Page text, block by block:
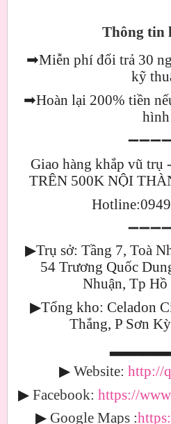
Thông tin
➡Miễn phí đổi trả 30
kỹ
➡Hoàn lại 200% tiền
hình
Giao hàng khắp vũ trụ
TRÊN 500K NỘI
▶Trụ sở: Tầng 7, Toà
54 Trương Quốc
Nhuận, Tp
▶Tổng kho: Celadon
Thắng, P Sơn
▶ Website: http://
▶ Facebook: https://
▶ Google Maps :